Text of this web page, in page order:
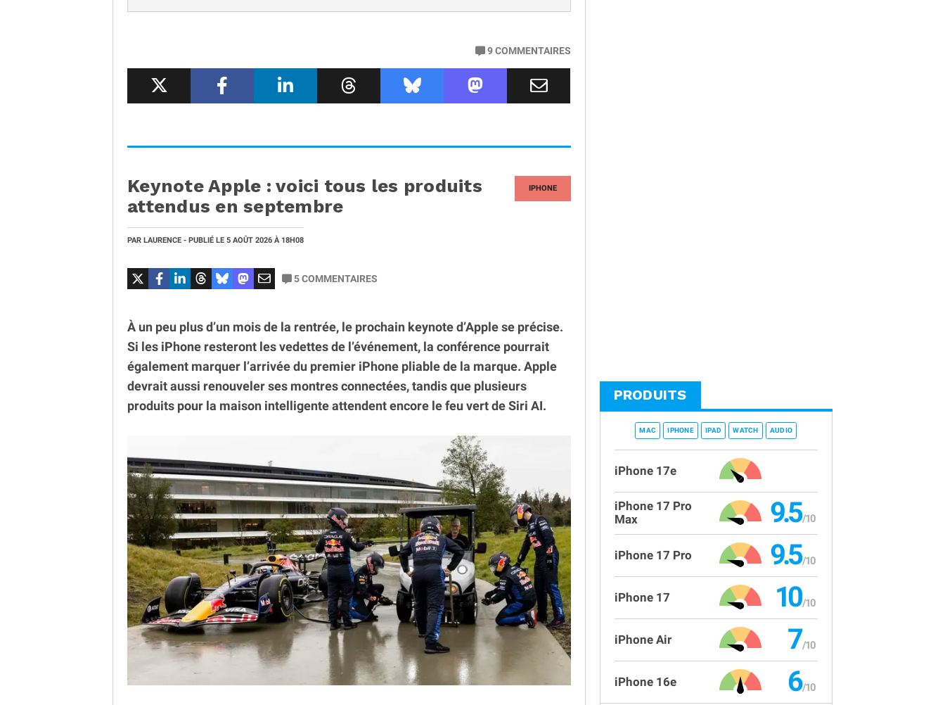
9COMMENTAIRES
IPHONE
Keynote Apple : voici tous les produits
attendus en septembre
PAR LAURENCE - PUBLIÉ LE 5 AOÛT 2026 À 18H08
5COMMENTAIRES
À un peu plus d’un mois de la rentrée, le prochain keynote d’Apple se précise.
Si les iPhone resteront les vedettes de l’événement, la conférence pourrait
également marquer l’arrivée du premier iPhone pliable de la marque. Apple
devrait aussi renouveler ses montres connectées, tandis que plusieurs
produits pour la maison intelligente attendent encore le feu vert de Siri AI.
PRODUITS
MAC IPHONE IPAD WATCH AUDIO
iPhone 17e
iPhone 17 Pro
Max
9.5
iPhone 17 Pro 9.5
iPhone 17 10
iPhone Air 7
iPhone 16e 6